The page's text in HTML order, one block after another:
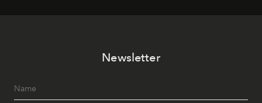
geceye taşıyarak her hafta farklı bir deneyim sunuyor.
Newsletter